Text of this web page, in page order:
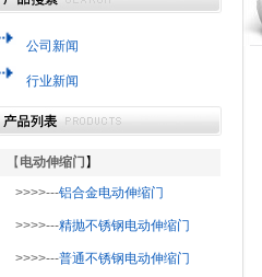
公司新闻
行业新闻
【 电动伸缩门 】
>>>>---铝合金电动伸缩门
>>>>---精抛不锈钢电动伸缩门
>>>>---普通不锈钢电动伸缩门